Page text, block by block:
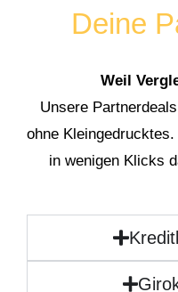
Deine
Weil
Unsere
ohne
in wenigen Klicks